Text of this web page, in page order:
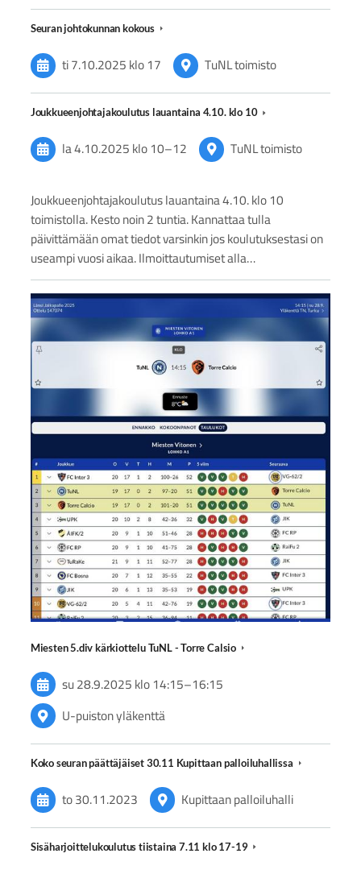
Seuran johtokunnan kokous
ti 7.10.2025klo 17 TuNL toimisto
Joukkueenjohtajakoulutus lauantaina 4.10. klo 10
la 4.10.2025klo 10–12 TuNL toimisto
Joukkueenjohtajakoulutus lauantaina 4.10. klo 10
toimistolla. Kesto noin 2 tuntia. Kannattaa tulla
päivittämään omat tiedot varsinkin jos koulutuksestasi on
useampi vuosi aikaa. Ilmoittautumiset alla…
Miesten 5.div kärkiottelu TuNL - Torre Calsio
su 28.9.2025klo 14:15–16:15
U-puiston yläkenttä
Koko seuran päättäjäiset 30.11 Kupittaan palloiluhallissa
to 30.11.2023 Kupittaan palloiluhalli
Sisäharjoittelukoulutus tiistaina 7.11 klo 17-19